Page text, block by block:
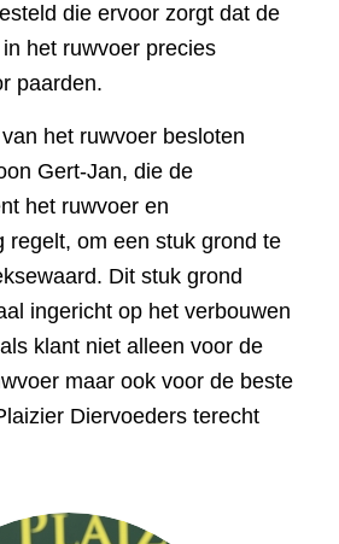
die ervoor zorgt dat de
het ruwvoer precies
paarden.
het ruwvoer besloten
Gert-Jan, die de
het ruwvoer en
regelt, om een stuk grond te
Dit stuk grond
ingericht op het verbouwen
klant niet alleen voor de
maar ook voor de beste
Diervoeders terecht